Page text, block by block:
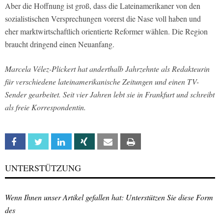
Aber die Hoffnung ist groß, dass die Lateinamerikaner von den
sozialistischen Versprechungen vorerst die Nase voll haben und
eher marktwirtschaftlich orientierte Reformer wählen. Die Region
braucht dringend einen Neuanfang.
Marcela Vélez-Plickert hat anderthalb Jahrzehnte als Redakteurin
für verschiedene lateinamerikanische Zeitungen und einen TV-
Sender gearbeitet. Seit vier Jahren lebt sie in Frankfurt und schreibt
als freie Korrespondentin.
Facebook Twitter Linkedin Xing Email
UNTERSTÜTZUNG
Wenn Ihnen unser Artikel gefallen hat: Unterstützen Sie diese Form
des